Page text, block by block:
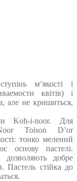
м’якості і
квітів) і
але не кришиться,
Koh-i-noor. Для
Toison D’or
тонко мелений
основу пастелі.
дозволяють добре
Пастель стійка до